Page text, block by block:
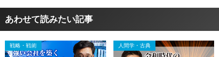
あわせて読みたい記事
戦略・戦術 人間学・古典